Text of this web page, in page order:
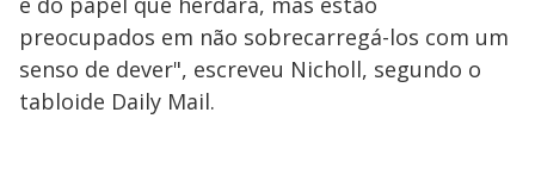
preocupados em não sobrecarregá-los com um
senso de dever", escreveu Nicholl, segundo o
tabloide Daily Mail.